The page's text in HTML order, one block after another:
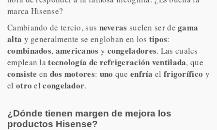
marca Hisense?
Cambiando de tercio, sus neveras suelen ser degama
alta y generalmente se engloban en los tipos:
combinados, americanos y congeladores. Las cuales
emplean latecnología de refrigeración ventilada, que
consiste en dos motores: uno que enfría el frigorífico y
el otro elcongelador.
¿Dónde tienen margen de mejora los
productos Hisense?